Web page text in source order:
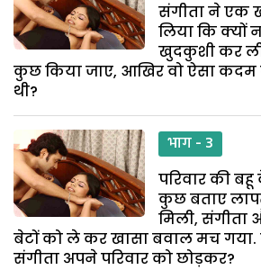
संगीता ने एक
लिया कि क्यों
खुदकुशी कर ली
कुछ किया जाए, आखिर वो ऐसा कदम
थी?
भाग - 3
परिवार की
कुछ बताए
मिली,
बेटों को ले कर खासा बवाल मच गया.
संगीता अपने परिवार को छोड़कर?